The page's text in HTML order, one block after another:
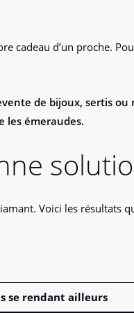
cadeau d’un proche.
de bijoux, sertis ou
les émeraudes.
Voici les résultats
se rendant ailleurs